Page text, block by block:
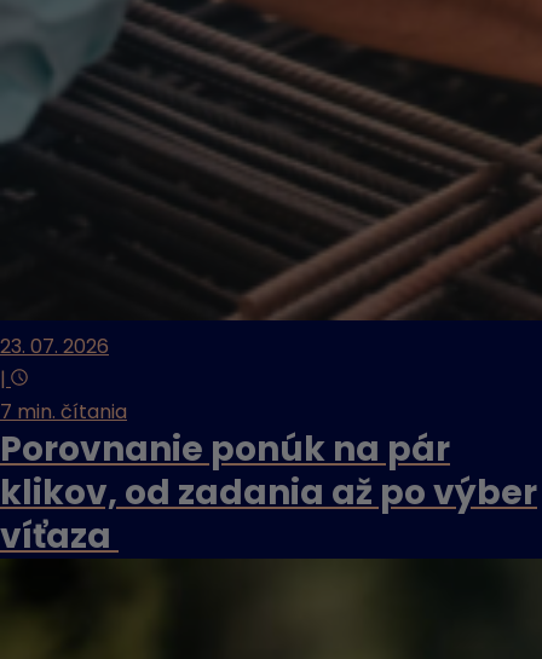
23. 07. 2026
|
7 min. čítania
Porovnanie ponúk na pár
klikov, od zadania až po výber
víťaza